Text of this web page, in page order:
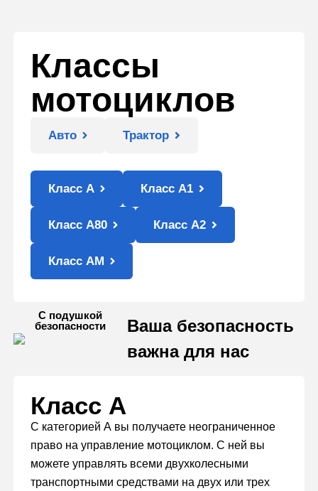
Классы
мотоциклов
Авто Трактор
Класс А Класс А1
Класс А80 Класс А2
Класс AM
С подушкой
безопасности
Ваша безопасность
важна для нас
Класс А
С категорией А вы получаете неограниченное
право на управление мотоциклом. С ней вы
можете управлять всеми двухколесными
транспортными средствами на двух или трех